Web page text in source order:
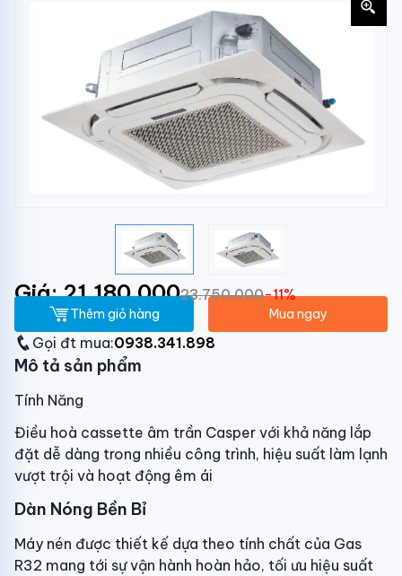
Giá: 21.180.00023.750.000-11%
Thêm giỏ hàng Mua ngay
Gọi đt mua:0938.341.898
Mô tả sản phẩm
Tính Năng
Điều hoà cassette âm trần Casper với khả năng lắp
đặt dễ dàng trong nhiều công trình, hiệu suất làm lạnh
vượt trội và hoạt động êm ái
Dàn Nóng Bền Bỉ
Máy nén được thiết kế dựa theo tính chất của Gas
R32 mang tới sự vận hành hoàn hảo, tối ưu hiệu suất